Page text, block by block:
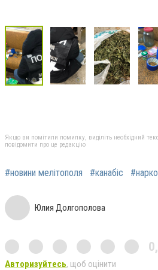
Якщо ви помітили помилку, виділіть необхідний
повідомити про це редакцію
#новини мелітополя #канабіс
Юлия Долгополова
Авторизуйтесь, щоб оцінити